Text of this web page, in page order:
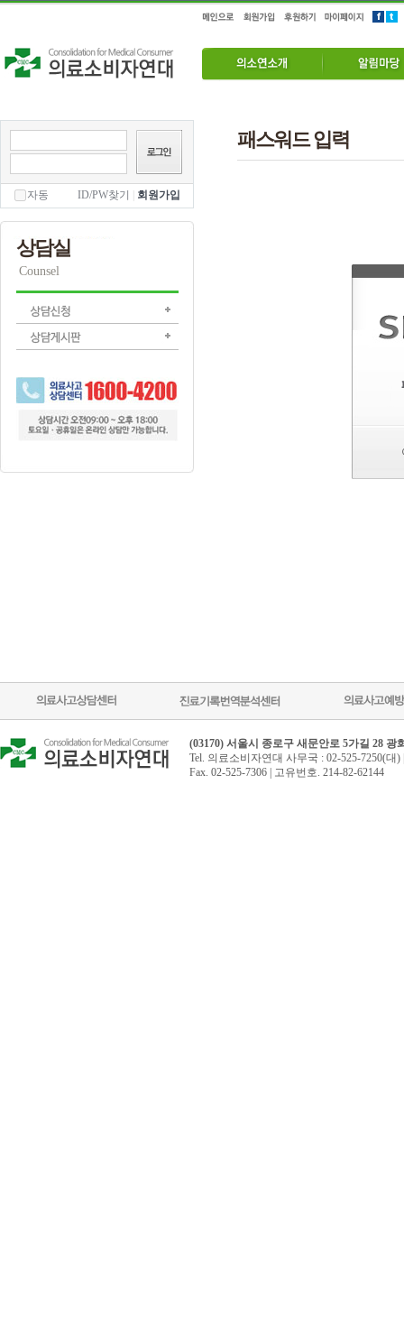
자동 ID/PW찾기 회원가입
상담실
Counsel
패스워드 입력
(03170) 서울시 종로구 새문안로 5가길 28 광
Tel. 의료소비자연대 사무국 : 02-525-7250(대
Fax. 02-525-7306 | 고유번호. 214-82-62144